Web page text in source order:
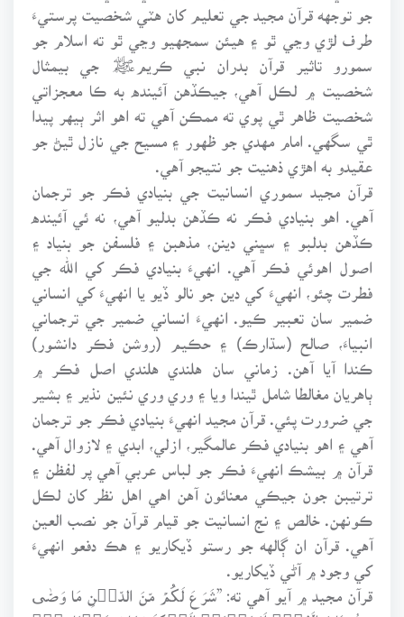
جو توجهه قرآن مجيد جي تعليم کان هٽي شخصيت پرستيءَ
طرف لڙي وڃي ٿو ۽ هيئن سمجهيو وڃي ٿو ته اسلام جو
سمورو تاثير قرآن بدران نبي ڪريمﷺ جي بيمثال
شخصيت ۾ لڪل آهي، جيڪڏهن آئينده به ڪا معجزاتي
شخصيت ظاهر ٿي پوي ته ممڪن آهي ته اهو اثر ٻيهر پيدا
ٿي سگهي. امام مهدي جو ظهور ۽ مسيح جي نازل ٿيڻ جو
عقيدو به اهڙي ذهنيت جو نتيجو آهي.
قرآن مجيد سموري انسانيت جي بنيادي فڪر جو ترجمان
آهي. اهو بنيادي فڪر نه ڪڏهن بدليو آهي، نه ئي آئينده
ڪڏهن بدلبو ۽ سڀني دينن، مذهبن ۽ فلسفن جو بنياد ۽
اصول اهوئي فڪر آهي. انهيءَ بنيادي فڪر کي الله جي
فطرت چئو، انهيءَ کي دين جو نالو ڏيو يا انهيءَ کي انساني
ضمير سان تعبير ڪيو. انهيءَ انساني ضمير جي ترجماني
انبياءَ، صالح (سڌارڪ) ۽ حڪيم (روشن فڪر دانشور)
ڪندا آيا آهن. زماني سان هلندي هلندي اصل فڪر ۾
ٻاهريان مغالطا شامل ٿيندا ويا ۽ وري وري نئين نذير ۽ بشير
جي ضرورت پئي. قرآن مجيد انهيءَ بنيادي فڪر جو ترجمان
آهي ۽ اهو بنيادي فڪر عالمگير، ازلي، ابدي ۽ لازوال آهي.
قرآن ۾ بيشڪ انهيءَ فڪر جو لباس عربي آهي پر لفظن ۽
ترتيبن جون جيڪي معنائون آهن اهي اهل نظر کان لڪل
ڪونهن. خالص ۽ نج انسانيت جو قيام قرآن جو نصب العين
آهي. قرآن ان ڳالهه جو رستو ڏيکاريو ۽ هڪ دفعو انهيءَ
کي وجود ۾ آڻي ڏيکاريو.
قرآن مجيد ۾ آيو آهي ته: ”شَرَعَ لَكُمۡ مِّنَ الدِّیۡنِ مَا وَصّٰی
بِہٖ نُوۡحًا وَّ الَّذِیۡۤ اَوْحَیۡنَاۤ اِلَیۡکَ وَمَا وَصَّیۡنَا بِہٖۤ